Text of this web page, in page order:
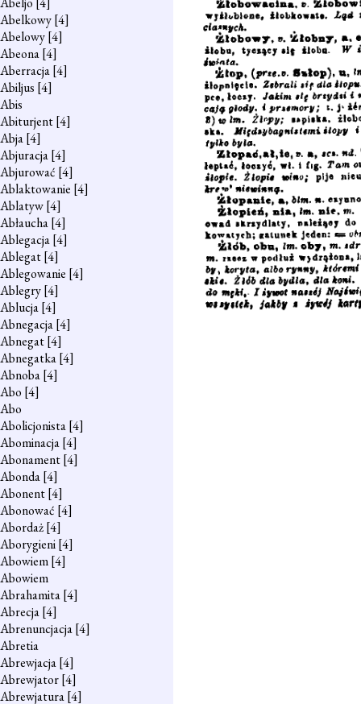
Abelkowy[4]
Abelowy[4]
Abeona[4]
Aberracja[4]
Abiljus [4]
Abis
Abiturjent[4]
Abja[4]
Abjuracja[4]
Abjurować [4]
Ablaktowanie [4]
Ablatyw[4]
Abłaucha[4]
Ablegacja[4]
Ablegat[4]
Ablegowanie [4]
Ablegry[4]
Ablucja[4]
Abnegacja[4]
Abnegat[4]
Abnegatka[4]
Abnoba[4]
Abo [4]
Abo
Abolicjonista[4]
Abominacja[4]
Abonament[4]
Abonda[4]
Abonent[4]
Abonować [4]
Abordaż[4]
Aborygieni[4]
Abowiem[4]
Abowiem
Abrahamita[4]
Abrecja[4]
Abrenuncjacja[4]
Abretia
Abrewjacja[4]
Abrewjator[4]
Abrewjatura[4]